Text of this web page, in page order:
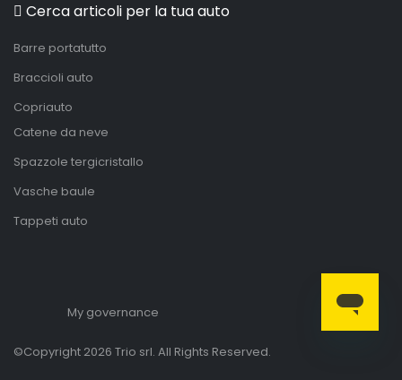
Cerca articoli per la tua auto
Barre portatutto
Braccioli auto
Copriauto
Catene da neve
Spazzole tergicristallo
Vasche baule
Tappeti auto
My governance
©Copyright 2026 Trio srl. All Rights Reserved.